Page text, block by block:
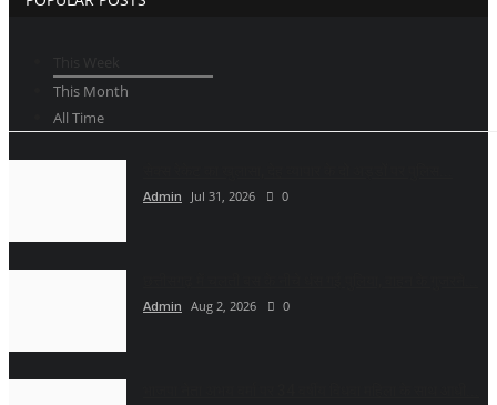
This Month
All Time
Admin Jul 31, 2026 0
Admin Aug 2, 2026 0